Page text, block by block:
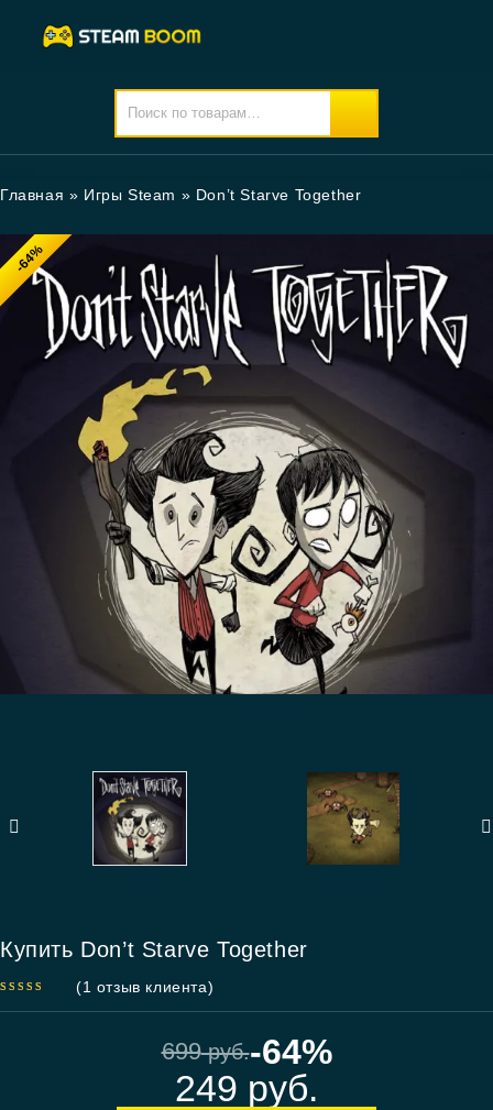
Главная » Игры Steam » Don’t Starve Together
-64%
Купить Don’t Starve Together
(1 отзыв клиента)
699руб.-64%
249 руб.